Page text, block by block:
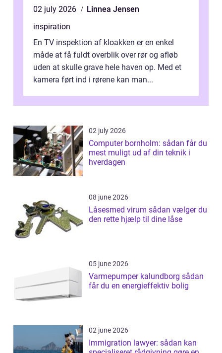
02 july 2026
Linnea Jensen
inspiration
En TV inspektion af kloakken er en enkel
måde at få fuldt overblik over rør og afløb
uden at skulle grave hele haven op. Med et
kamera ført ind i rørene kan man...
02 july 2026
Computer bornholm: sådan får du
mest muligt ud af din teknik i
hverdagen
08 june 2026
Låsesmed virum sådan vælger du
den rette hjælp til dine låse
05 june 2026
Varmepumper kalundborg sådan
får du en energieffektiv bolig
02 june 2026
Immigration lawyer: sådan kan